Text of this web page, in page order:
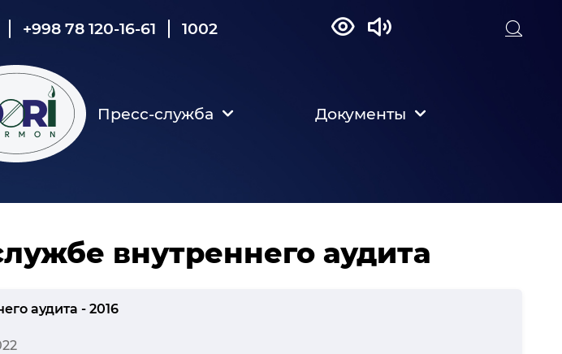
+998 78 120-16-61 1002
Пресс-служба Документы
внутреннего аудита
аудита - 2016